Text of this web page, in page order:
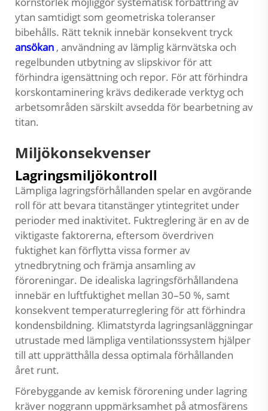
ytan samtidigt som geometriska toleranser
bibehålls. Rätt teknik innebär konsekvent tryck
ansökan , användning av lämplig kärnvätska och
regelbunden utbytning av slipskivor för att
förhindra igensättning och repor. För att förhindra
korskontaminering krävs dedikerade verktyg och
arbetsområden särskilt avsedda för bearbetning av
titan.
Miljökonsekvenser
Lagringsmiljökontroll
Lämpliga lagringsförhållanden spelar en avgörande
roll för att bevara titanstänger ytintegritet under
perioder med inaktivitet. Fuktreglering är en av de
viktigaste faktorerna, eftersom överdriven
fuktighet kan förflytta vissa former av
ytnedbrytning och främja ansamling av
föroreningar. De idealiska lagringsförhållandena
innebär en luftfuktighet mellan 30–50 %, samt
konsekvent temperaturreglering för att förhindra
kondensbildning. Klimatstyrda lagringsanläggningar
utrustade med lämpliga ventilationssystem hjälper
till att upprätthålla dessa optimala förhållanden
året runt.
Förebyggande av kemisk förorening under lagring
kräver noggrann uppmärksamhet på atmosfärens